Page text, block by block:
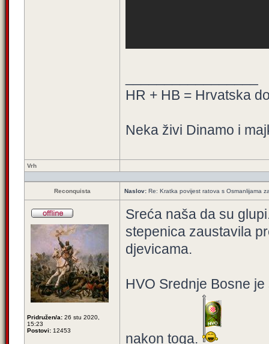
HR + HB = Hrvatska
Neka živi Dinamo i
Vrh
Reconquista Naslov: Re: Kratka povijest ratova s Osmanlijama
Pridružen/a: 26 stu 2020,
15:23
Postovi: 12453
Sreća naša da su
stepenica zaustavila
djevicama.
HVO Srednje Bosne
nakon toga.